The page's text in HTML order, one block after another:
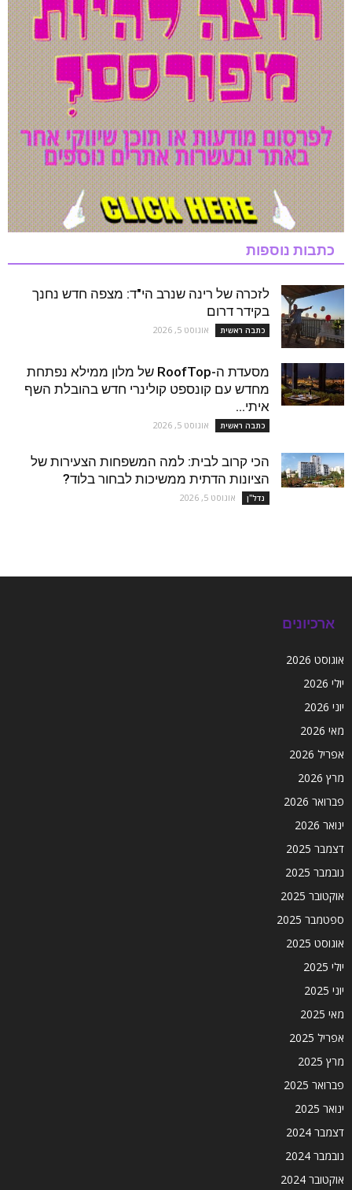
כתבות נוספות
לזכרה של רינה שנרב הי"ד: מצפה חדש נחנך
בקידר דרום
כתבה ראשית אוגוסט 5, 2026
מסעדת ה-RoofTop של מלון ממילא נפתחת
מחדש עם קונספט קולינרי חדש בהובלת השף
איתי...
כתבה ראשית אוגוסט 5, 2026
הכי קרוב לבית: למה המשפחות הצעירות של
הציונות הדתית ממשיכות לבחור בלוד?
נדל''ן אוגוסט 5, 2026
ארכיונים
אוגוסט 2026
יולי 2026
יוני 2026
מאי 2026
אפריל 2026
מרץ 2026
פברואר 2026
ינואר 2026
דצמבר 2025
נובמבר 2025
אוקטובר 2025
ספטמבר 2025
אוגוסט 2025
יולי 2025
יוני 2025
מאי 2025
אפריל 2025
מרץ 2025
פברואר 2025
ינואר 2025
דצמבר 2024
נובמבר 2024
אוקטובר 2024